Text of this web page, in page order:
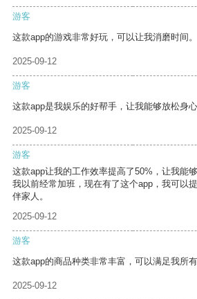
游客
这款app的游戏非常好玩，可以让我消磨时间。
2025-09-12
游客
这款app是我娱乐的好帮手，让我能够放松身
2025-09-12
游客
这款app让我的工作效率提高了50%，让我能
我以前经常加班，现在有了这个app，我可以
伴家人。
2025-09-12
游客
这款app的商品种类非常丰富，可以满足我所有
2025-09-12